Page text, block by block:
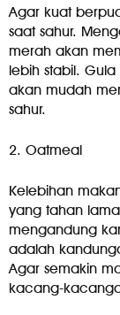
Agar kuat
saat sahur.
merah akan
lebih stabil.
akan mudah
sahur.
2. Oatmeal
Kelebihan
yang tahan
mengandung
adalah
Agar semakin
kacang-